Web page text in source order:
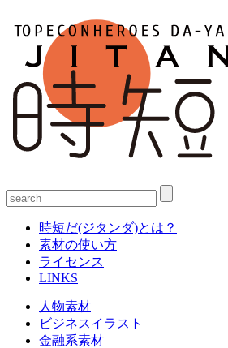
時短だ(ジタンダ)とは？
素材の使い方
ライセンス
LINKS
人物素材
ビジネスイラスト
金融系素材